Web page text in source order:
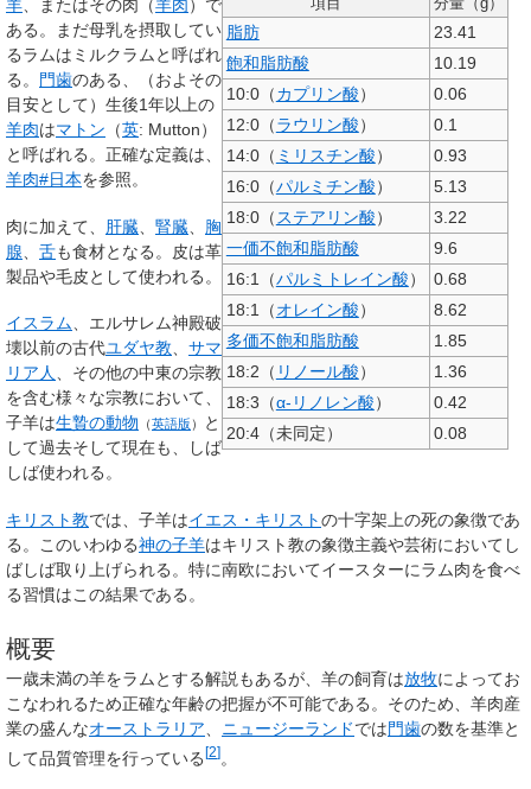
脂肪
23.41
飽和脂肪酸
10.19
10:0（カプリン酸）
0.06
12:0（ラウリン酸）
0.1
14:0（ ミリスチン酸）
0.93
16:0（パルミチン酸）
5.13
18:0（ ステアリン酸）
3.22
一価不飽和脂肪酸
9.6
16:1（パルミトレイン酸）
0.68
18:1（オレイン酸）
8.62
多価不飽和脂肪酸
1.85
18:2（ リノール酸）
1.36
18:3（α-リノレン酸）
0.42
20:4（未同定）
0.08
羊 、またはその肉（羊肉）で
ある。まだ母乳を摂取してい
るラムはミルクラムと呼ばれ
る。
門歯のある、（およその
目安として）生後1年以上の
羊肉はマトン （英: Mutton）
と呼ばれる。正確な定義は、
羊肉#日本を参照。
肉に加えて、 肝臓 腎臓
胸
腺
舌も食材となる。皮は革
製品や毛皮として使われる。
イスラム、エルサレム神殿破
壊以前の古代ユダヤ教、 サマ
リア人、その他の中東の宗教
を含む様々な宗教において、
子羊は生贄の動物 （英語版 ）
と
して過去そして現在も、しば
しば使われる。
キリスト教では、子羊はイエス・キリストの十字架上の死の象徴であ
る。このいわゆる神の子羊はキリスト教の象徴主義や芸術においてし
ばしば取り上げられる。特に南欧においてイースターにラム肉を食べ
る習慣はこの結果である。
概要
一歳未満の羊をラムとする解説もあるが、羊の飼育は放牧によってお
こなわれるため正確な年齢の把握が不可能である。そのため、羊肉産
業の盛んなオーストラリア ニュージーランドでは門歯の数を基準と
して品質管理を行っている[2]。